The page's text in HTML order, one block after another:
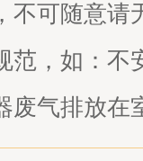
不可随意请
范，如：不
废气排放在